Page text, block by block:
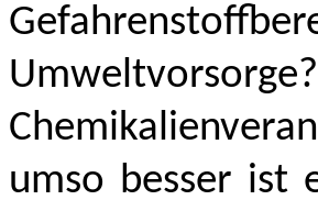
umso besser ist